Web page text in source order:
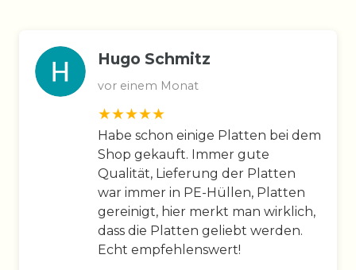
Hugo Schmitz
vor einem Monat
Habe schon einige Platten bei dem
Shop gekauft. Immer gute
Qualität, Lieferung der Platten
war immer in PE-Hüllen, Platten
gereinigt, hier merkt man wirklich,
dass die Platten geliebt werden.
Echt empfehlenswert!